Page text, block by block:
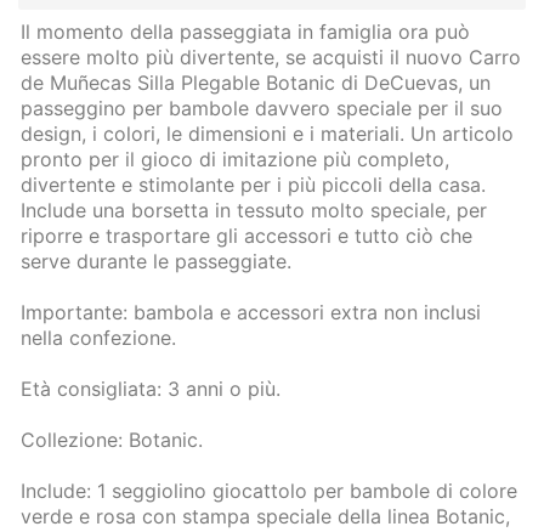
Il momento della passeggiata in famiglia ora può
essere molto più divertente, se acquisti il nuovo Carro
de Muñecas Silla Plegable Botanic di DeCuevas, un
passeggino per bambole davvero speciale per il suo
design, i colori, le dimensioni e i materiali. Un articolo
pronto per il gioco di imitazione più completo,
divertente e stimolante per i più piccoli della casa.
Include una borsetta in tessuto molto speciale, per
riporre e trasportare gli accessori e tutto ciò che
serve durante le passeggiate.
Importante: bambola e accessori extra non inclusi
nella confezione.
Età consigliata: 3 anni o più.
Collezione: Botanic.
Include: 1 seggiolino giocattolo per bambole di colore
verde e rosa con stampa speciale della linea Botanic,